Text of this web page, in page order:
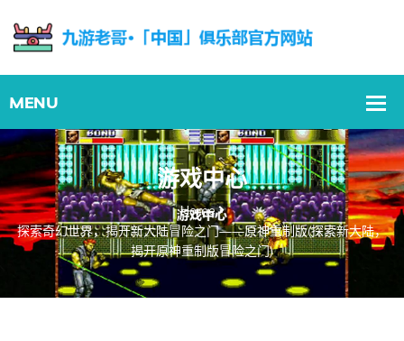
游戏中心
Home
探索奇幻世界，揭开新大陆冒险之门——原神重制版(探索新大陆，
揭开原神重制版冒险之门)